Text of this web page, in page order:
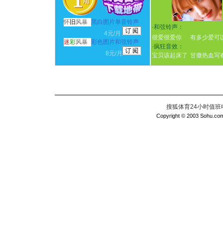
怀 旧 风暴
黑白图片单音铃声
4元/月
迷彩风暴 彩色图片和弦铃声
8元/月
·和弦铃声：
很爱很爱你
有多少爱可
·疯狂音效：
宝贝该起床了 甘撒热血写
搜狐体育24小时值
Copyright © 2003